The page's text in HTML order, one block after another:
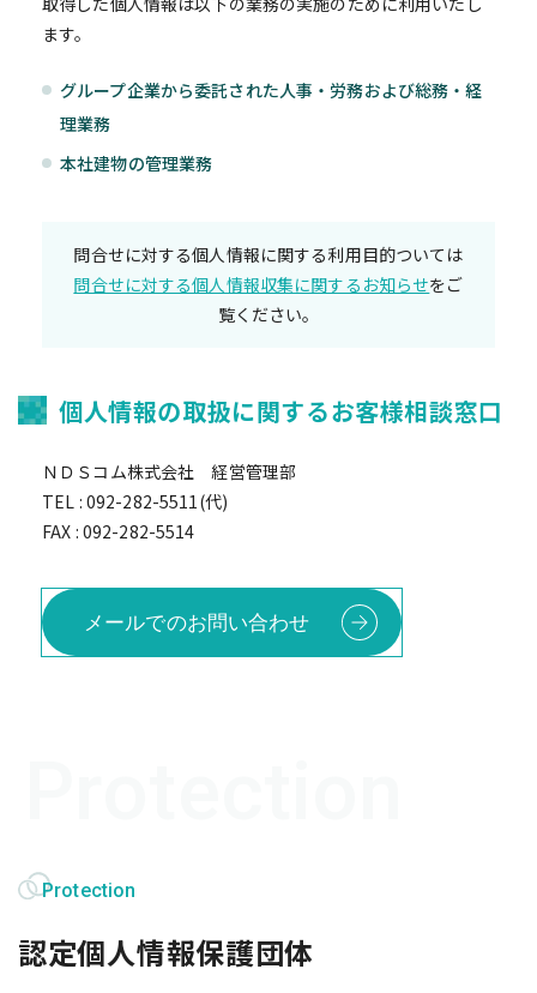
ます。
グループ企業から委託された人事・労務および総務・経
理業務
本社建物の管理業務
問合せに対する個人情報に関する利用目的ついては
問合せに対する個人情報収集に関するお知らせをご
覧ください。
個人情報の取扱に関するお客様相談窓口
ＮＤＳコム株式会社 経営管理部
TEL : 092-282-5511(代)
FAX : 092-282-5514
メールでのお問い合わせ
Protection
認定個人情報保護団体